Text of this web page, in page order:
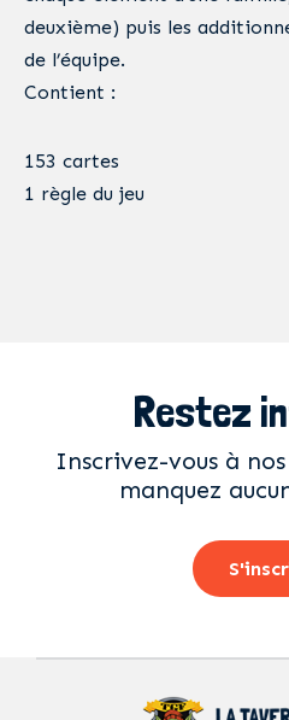
deuxième) puis les
de l’équipe.
Contient :
153 cartes
1 règle du jeu
Restez
Inscrivez-vous à
manquez